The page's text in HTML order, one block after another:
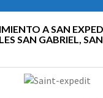
A SAN
SAN GABRIEL,